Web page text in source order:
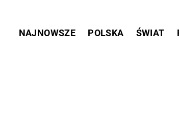
NAJNOWSZE POLSKA ŚWIAT